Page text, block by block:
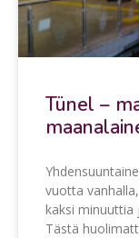
Tünel –
vuotta
kaksi minuuttia
Tästä